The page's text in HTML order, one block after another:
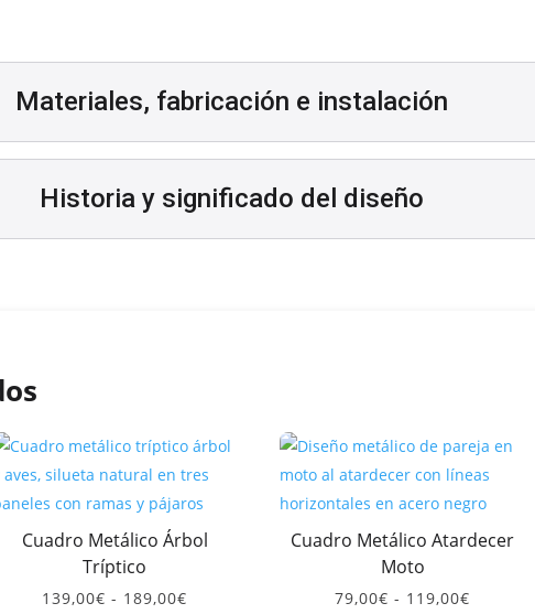
Materiales, fabricación e instalación
Historia y significado del diseño
Cuadro Metálico Árbol
Tríptico
139,00€ - 189,00€
Cuadro Metálico Atardecer
Moto
79,00€ - 119,00€